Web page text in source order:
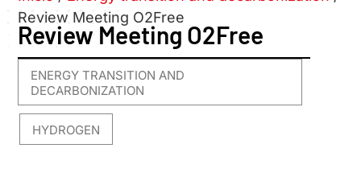
Review Meeting O2Free
Review Meeting O2Free
ENERGY TRANSITION AND
DECARBONIZATION
HYDROGEN